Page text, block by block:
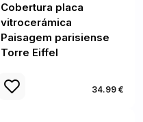
Cobertura placa
vitrocerámica
Paisagem parisiense
Torre Eiffel
34.99 €